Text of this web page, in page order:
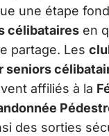
une étape
célibataires en
partage. Les
seniors
affiliés à la
des sorties